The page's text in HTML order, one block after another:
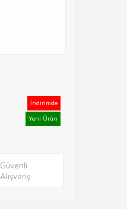
İndirimde
Yeni Ürün
Güvenli
Alışveriş